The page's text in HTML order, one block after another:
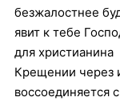
безжалостнее
явит к тебе
для
Крещении через
воссоединяется